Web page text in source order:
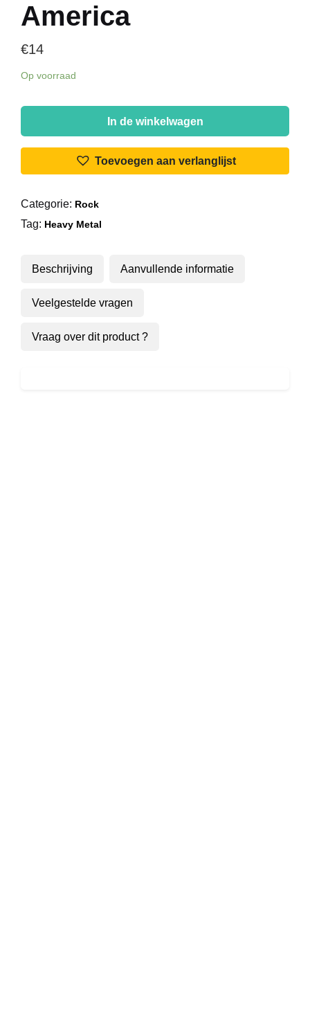
America
€14
Op voorraad
Riot
-
In
aantal
In de winkelwagen
Toevoegen aan verlanglijst
Categorie: Rock
Tag: Heavy Metal
Beschrijving Aanvullende informatie
Veelgestelde vragen
Vraag over dit product ?